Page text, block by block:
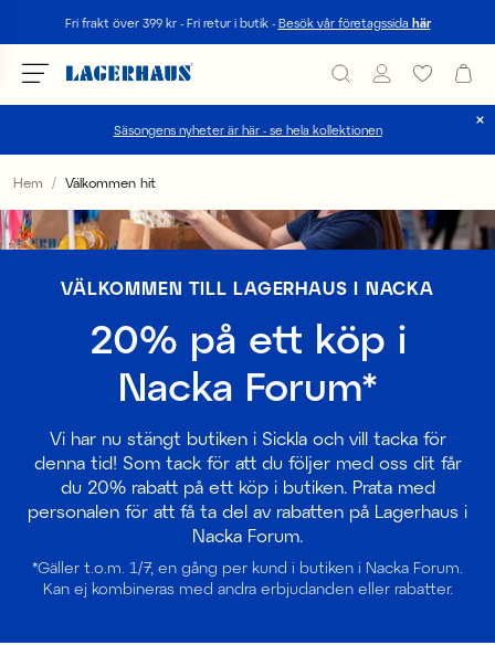
Fri frakt över 399 kr - Fri retur i butik - Besök vår företagssida här
Säsongens nyheter är här - se hela kollektionen
Välj språk / valuta
DK / EUR
Hem Välkommen hit
VÄLKOMMEN TILL LAGERHAUS I NACKA
20% på ett köp i
Nacka Forum*
Vi har nu stängt butiken i Sickla och vill tacka för
denna tid! Som tack för att du följer med oss dit får
du 20% rabatt på ett köp i butiken. Prata med
personalen för att få ta del av rabatten på Lagerhaus i
Nacka Forum.
*Gäller t.o.m. 1/7, en gång per kund i butiken i Nacka Forum.
Kan ej kombineras med andra erbjudanden eller rabatter.